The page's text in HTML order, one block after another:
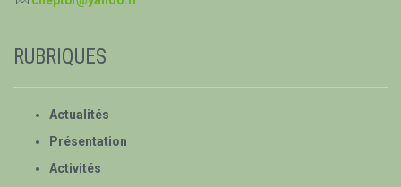
RUBRIQUES
Actualités
Présentation
Activités